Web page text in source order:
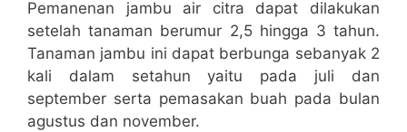
Pemanenan jambu air citra dapat dilakukan
setelah tanaman berumur 2,5 hingga 3 tahun.
Tanaman jambu ini dapat berbunga sebanyak 2
kali dalam setahun yaitu pada juli dan
september serta pemasakan buah pada bulan
agustus dan november.